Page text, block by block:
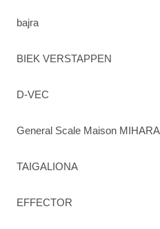
bajra
BIEK VERSTAPPEN
D-VEC
General Scale Maison
TAIGALIONA
EFFECTOR